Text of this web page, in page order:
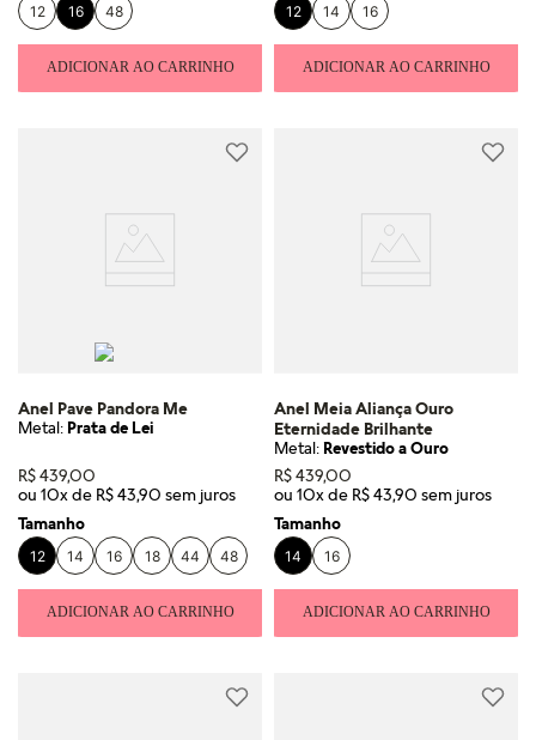
12 16 48
ADICIONAR AO CARRINHO
12 14 16
ADICIONAR AO CARRINHO
Anel Pave Pandora Me
Metal:Prata de Lei
R$439,00
ou 10x de R$43,90
Tamanho
12 14 16 18 44 48
ADICIONAR AO CARRINHO
Anel Meia Aliança Ouro
Eternidade Brilhante
Metal:Revestido a Ouro
R$439,00
ou 10x de R$43,90
Tamanho
14 16
ADICIONAR AO CARRINHO